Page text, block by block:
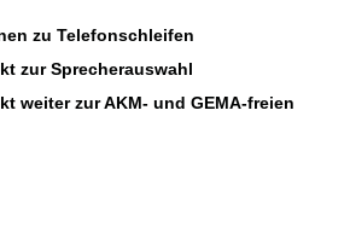
zu Telefonschleifen
zur Sprecherauswahl
weiter zur AKM- und GEMA-freien